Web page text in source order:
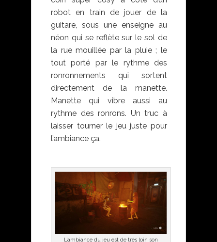
robot en train de jouer de la
guitare, sous une enseigne au
néon qui se reflète sur le sol de
la rue mouillée par la pluie ; le
tout porté par le rythme des
ronronnements qui sortent
directement de la manette.
Manette qui vibre aussi au
rythme des ronrons. Un truc à
laisser tourner le jeu juste pour
l’ambiance ça.
L’ambiance du jeu est de très loin son